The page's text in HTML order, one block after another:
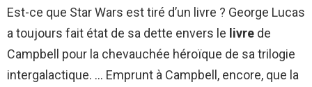
Est-ce que Star Wars est tiré d’un livre ? George Lucas
a toujours fait état de sa dette envers le livre de
Campbell pour la chevauchée héroïque de sa trilogie
intergalactique. … Emprunt à Campbell, encore, que la